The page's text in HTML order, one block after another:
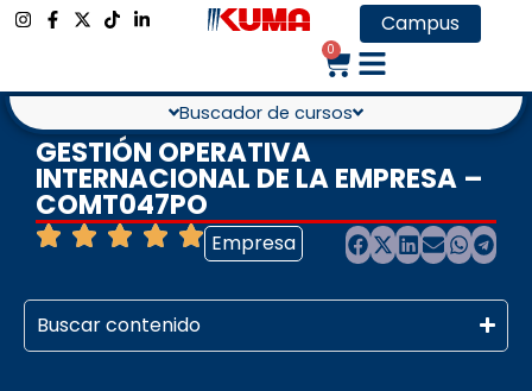
Campus
0
Buscador de cursos
GESTIÓN OPERATIVA
INTERNACIONAL DE LA EMPRESA –
COMT047PO
Empresa
Buscar contenido